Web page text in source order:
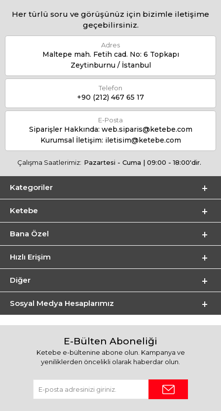
Her türlü soru ve görüşünüz için bizimle iletişime
geçebilirsiniz.
Adres
Maltepe mah. Fetih cad. No: 6 Topkapı
Zeytinburnu / İstanbul
Telefon
+90 (212) 467 65 17
E-Posta
Siparişler Hakkında: web.siparis@ketebe.com
Kurumsal İletişim: iletisim@ketebe.com
Çalışma Saatlerimiz: Pazartesi - Cuma | 09:00 - 18:00'dir.
Kategoriler
Ketebe
Bana Özel
Hızlı Erişim
Diğer
Sosyal Medya Hesaplarımız
E-Bülten Aboneliği
Ketebe e-bültenine abone olun. Kampanya ve
yeniliklerden öncelikli olarak haberdar olun.